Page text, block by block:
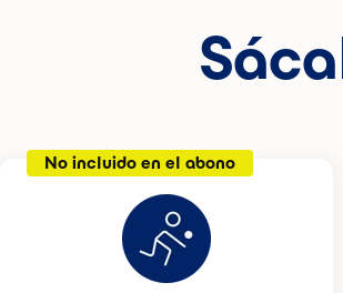
No incluido en el abono